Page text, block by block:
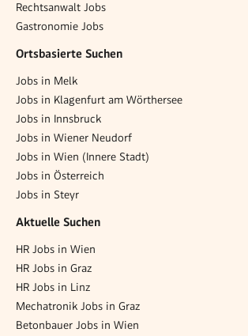
Rechtsanwalt Jobs
Gastronomie Jobs
Ortsbasierte Suchen
Jobs in Melk
Jobs in Klagenfurt am Wörthersee
Jobs in Innsbruck
Jobs in Wiener Neudorf
Jobs in Wien (Innere Stadt)
Jobs in Österreich
Jobs in Steyr
Aktuelle Suchen
HR Jobs in Wien
HR Jobs in Graz
HR Jobs in Linz
Mechatronik Jobs in Graz
Betonbauer Jobs in Wien